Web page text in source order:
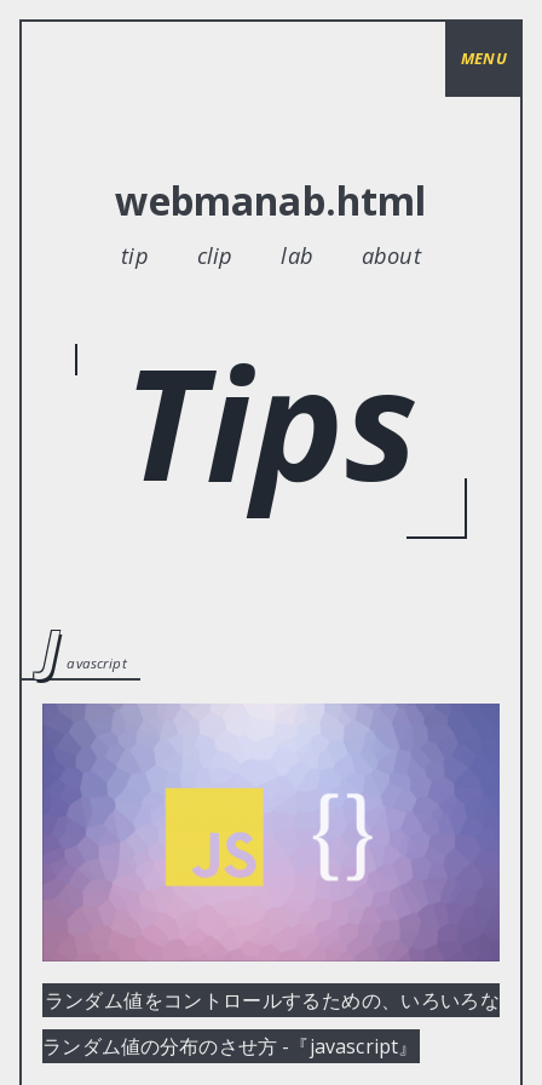
webmanab.html
tip clip lab about
Tips
j avascript
ランダム値をコントロールするための、いろいろな
ランダム値の分布のさせ方 -『javascript』
MENU